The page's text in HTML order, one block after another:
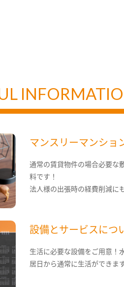
マンスリーマンショ
通常の賃貸物件の場合必要な
料です！
法人様の出張時の経費削減に
設備とサービスにつ
生活に必要な設備をご用意！
居日から通常に生活ができます